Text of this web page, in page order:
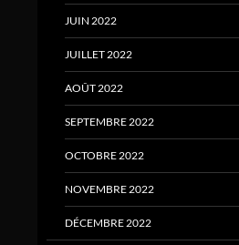
JUIN 2022
JUILLET 2022
AOÛT 2022
SEPTEMBRE 2022
OCTOBRE 2022
NOVEMBRE 2022
DÉCEMBRE 2022